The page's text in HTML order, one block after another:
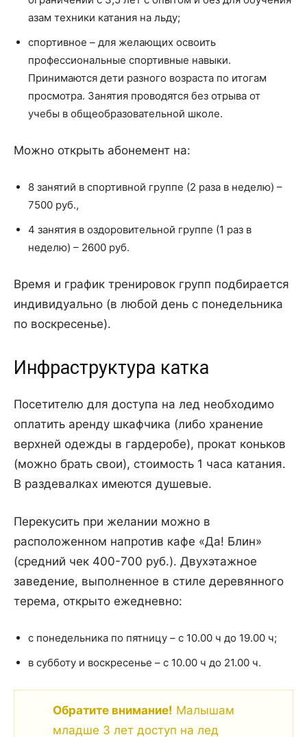
азам техники катания на льду;
спортивное – для желающих освоить
профессиональные спортивные навыки.
Принимаются дети разного возраста по итогам
просмотра. Занятия проводятся без отрыва от
учебы в общеобразовательной школе.
Можно открыть абонемент на:
8 занятий в спортивной группе (2 раза в неделю) –
7500 руб.,
4 занятия в оздоровительной группе (1 раз в
неделю) – 2600 руб.
Время и график тренировок групп подбирается
индивидуально (в любой день с понедельника
по воскресенье).
Инфраструктура катка
Посетителю для доступа на лед необходимо
оплатить аренду шкафчика (либо хранение
верхней одежды в гардеробе), прокат коньков
(можно брать свои), стоимость 1 часа катания.
В раздевалках имеются душевые.
Перекусить при желании можно в
расположенном напротив кафе «Да! Блин»
(средний чек 400-700 руб.). Двухэтажное
заведение, выполненное в стиле деревянного
терема, открыто ежедневно:
с понедельника по пятницу – с 10.00 ч до 19.00 ч;
в субботу и воскресенье – с 10.00 ч до 21.00 ч.
Обратите внимание! Малышам
младше 3 лет доступ на лед